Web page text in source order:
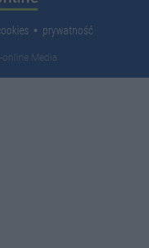
prywatność
Media